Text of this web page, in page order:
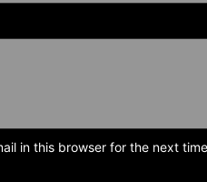
in this browser for the next